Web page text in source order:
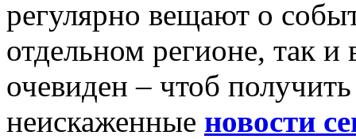
регулярно вещают о
отдельном регионе, так
очевиден – чтоб
неискаженные новости